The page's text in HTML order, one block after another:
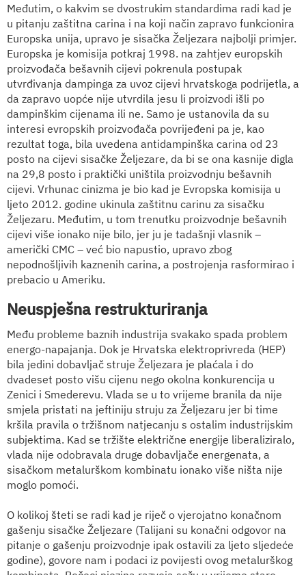
Međutim, o kakvim se dvostrukim standardima radi kad je
u pitanju zaštitna carina i na koji način zapravo funkcionira
Europska unija, upravo je sisačka Željezara najbolji primjer.
Europska je komisija potkraj 1998. na zahtjev europskih
proizvođača bešavnih cijevi pokrenula postupak
utvrđivanja dampinga za uvoz cijevi hrvatskoga podrijetla, a
da zapravo uopće nije utvrdila jesu li proizvodi išli po
dampinškim cijenama ili ne. Samo je ustanovila da su
interesi evropskih proizvođača povrijeđeni pa je, kao
rezultat toga, bila uvedena antidampinška carina od 23
posto na cijevi sisačke Željezare, da bi se ona kasnije digla
na 29,8 posto i praktički uništila proizvodnju bešavnih
cijevi. Vrhunac cinizma je bio kad je Evropska komisija u
ljeto 2012. godine ukinula zaštitnu carinu za sisačku
Željezaru. Međutim, u tom trenutku proizvodnje bešavnih
cijevi više ionako nije bilo, jer ju je tadašnji vlasnik –
američki CMC – već bio napustio, upravo zbog
nepodnošljivih kaznenih carina, a postrojenja rasformirao i
prebacio u Ameriku.
Neuspješna restrukturiranja
Među probleme baznih industrija svakako spada problem
energo-napajanja. Dok je Hrvatska elektroprivreda (HEP)
bila jedini dobavljač struje Željezara je plaćala i do
dvadeset posto višu cijenu nego okolna konkurencija u
Zenici i Smederevu. Vlada se u to vrijeme branila da nije
smjela pristati na jeftiniju struju za Željezaru jer bi time
kršila pravila o tržišnom natjecanju s ostalim industrijskim
subjektima. Kad se tržište električne energije liberaliziralo,
vlada nije odobravala druge dobavljače energenata, a
sisačkom metalurškom kombinatu ionako više ništa nije
moglo pomoći.
O kolikoj šteti se radi kad je riječ o vjerojatno konačnom
gašenju sisačke Željezare (Talijani su konačni odgovor na
pitanje o gašenju proizvodnje ipak ostavili za ljeto sljedeće
godine), govore nam i podaci iz povijesti ovog metalurškog